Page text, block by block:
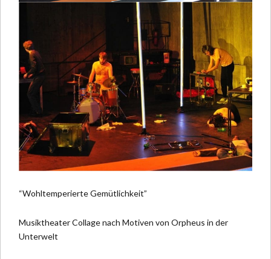
“Wohltemperierte Gemütlichkeit”
Musiktheater Collage nach Motiven von Orpheus in der
Unterwelt